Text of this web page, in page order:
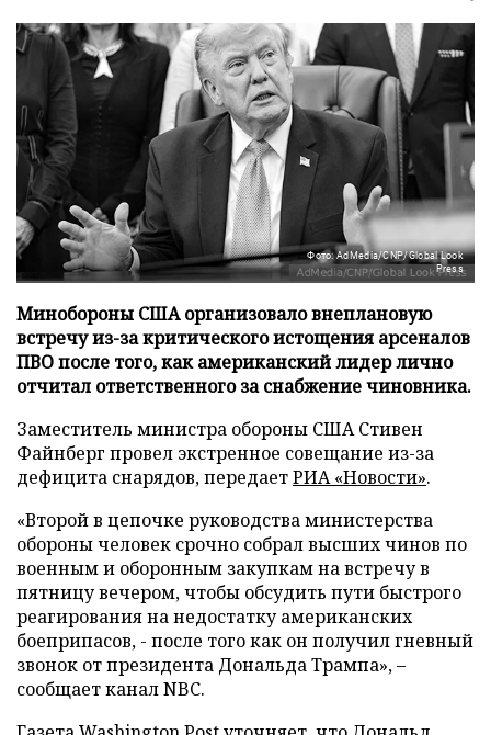
Фото: AdMedia/CNP/Global Look
Press
Минобороны США организовало внеплановую
встречу из-за критического истощения арсеналов
ПВО после того, как американский лидер лично
отчитал ответственного за снабжение чиновника.
Заместитель министра обороны США Стивен
Файнберг провел экстренное совещание из-за
дефицита снарядов, передаетРИА «Новости».
«Второй в цепочке руководства министерства
обороны человек срочно собрал высших чинов по
военным и оборонным закупкам на встречу в
пятницу вечером, чтобы обсудить пути быстрого
реагирования на недостатку американских
боеприпасов, - после того как он получил гневный
звонок от президента Дональда Трампа», –
сообщает канал NBC.